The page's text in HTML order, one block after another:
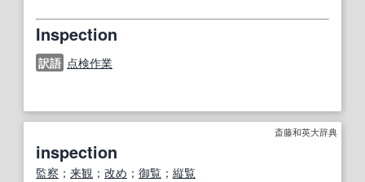
Inspection
訳語 点検作業
斎藤和英大辞典
inspection
監察 ； 来観 ； 改め ； 御覧 ； 縦覧